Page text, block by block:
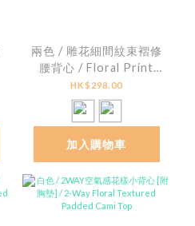
兩色 / 雕花細間紋束褶修
腰背心 / Floral Print
Striped Smocked
Peplum Top
HK$298.00
加入購物車